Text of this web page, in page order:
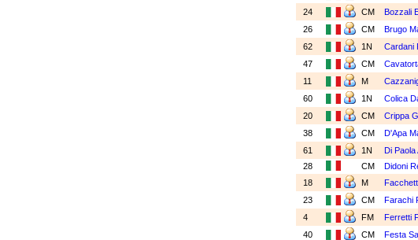
24
CM Bozzali
26
CM Brugo
62
1N Cardani
47
CM
11
M
60
1N Colica
20
CM Crippa
38
CM D'Apa
61
1N Di Paola
28
CM Didoni
18
M
23
CM Farachi
4
FM Ferretti
40
CM Festa